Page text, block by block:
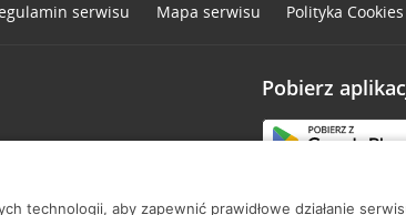
serwisu Mapa serwisu Polityka Cookies
Pobierz
technologii, aby zapewnić prawidłowe działanie